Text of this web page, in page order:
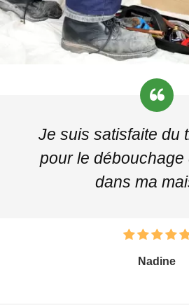
Je suis satisfaite du
pour le débouchage
dans ma
Nadine